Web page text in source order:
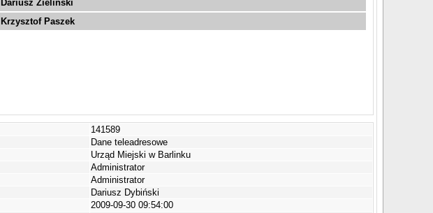
Dariusz Zieliński
Krzysztof Paszek
141589
Dane teleadresowe
Urząd Miejski w Barlinku
Administrator
Administrator
Dariusz Dybiński
2009-09-30 09:54:00